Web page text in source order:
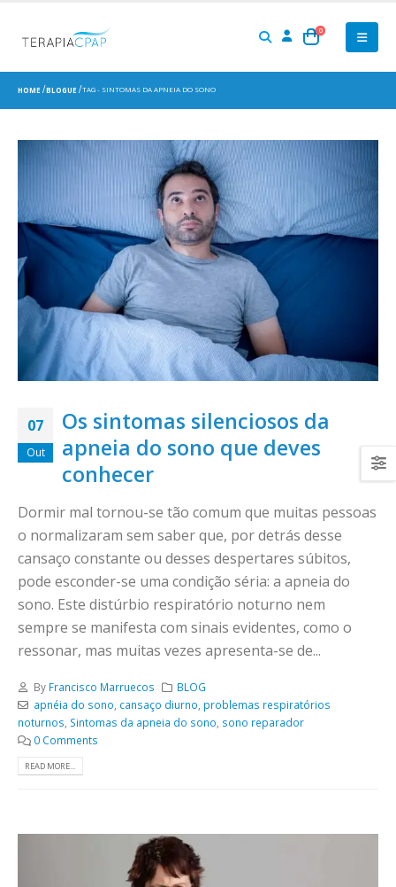
0
HOME BLOGUE TAG - SINTOMAS DA APNEIA DO SONO
07
Out
Os sintomas silenciosos da
apneia do sono que deves
conhecer
Dormir mal tornou-se tão comum que muitas pessoas
o normalizaram sem saber que, por detrás desse
cansaço constante ou desses despertares súbitos,
pode esconder-se uma condição séria: a apneia do
sono. Este distúrbio respiratório noturno nem
sempre se manifesta com sinais evidentes, como o
ressonar, mas muitas vezes apresenta-se de...
By Francisco Marruecos
BLOG
apnéia do sono, cansaço diurno, problemas respiratórios
noturnos, Sintomas da apneia do sono, sono reparador
0 Comments
READ MORE...